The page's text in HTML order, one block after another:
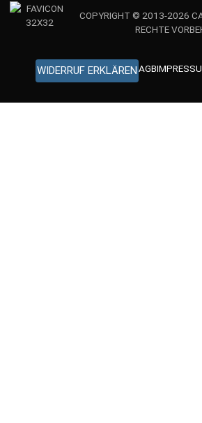
COPYRIGHT © 2013-2026
RECHTE
WIDERRUF ERKLÄREN AGB